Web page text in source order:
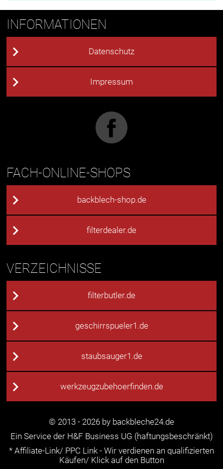
INFORMATIONEN
Datenschutz
Impressum
FACH-ONLINE-SHOPS
backblech-shop.de
filterdealer.de
VERZEICHNISSE
filterbutler.de
geschirrspueler1.de
staubsauger1.de
werkzeugzubehoerfinden.de
© 2013 - 2026 by backbleche24.de
Ein Service der H&F Business UG (haftungsbeschränkt)
* Affiliate-Link/ PPC Link - Wir verdienen an qualifizierten
Käufen/ Klick auf den Button